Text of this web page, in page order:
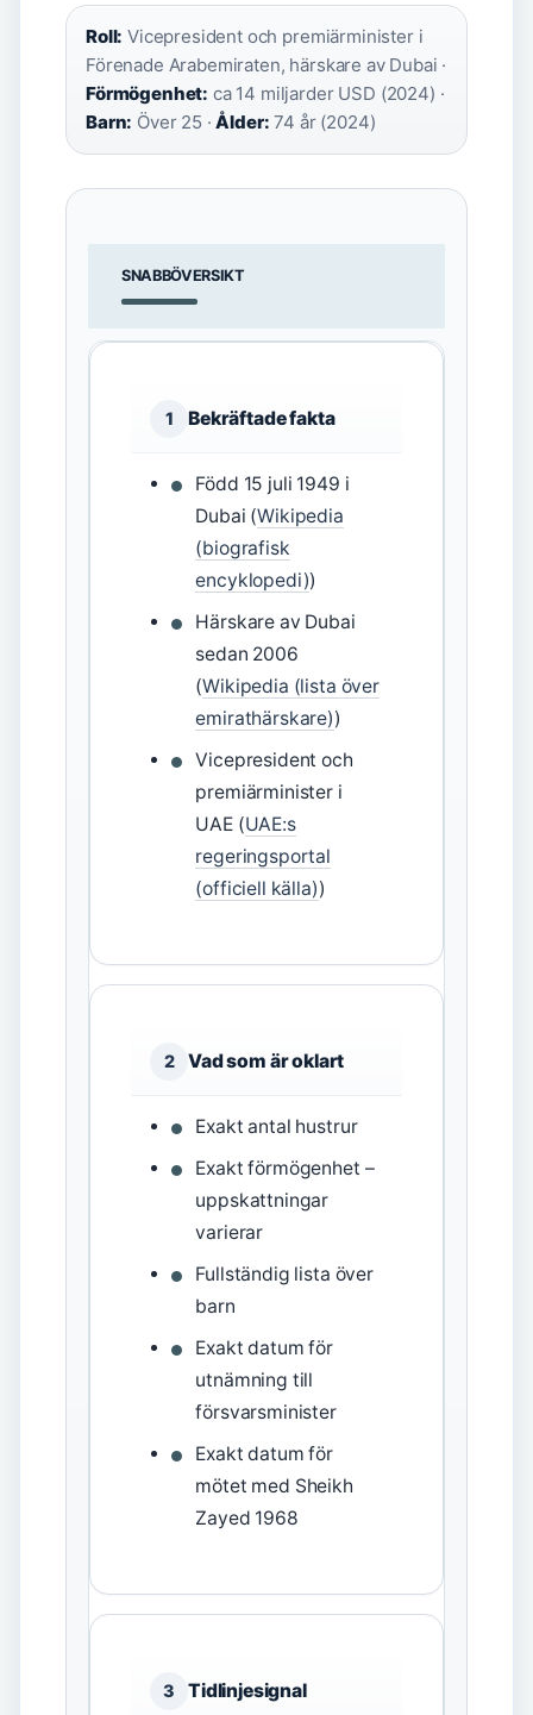
Roll: Vicepresident och premiärminister i
Förenade Arabemiraten, härskare av Dubai ·
Förmögenhet: ca 14 miljarder USD (2024) ·
Barn: Över 25 ·Ålder: 74 år (2024)
SNABBÖVERSIKT
1 Bekräftade fakta
Född 15 juli 1949 i
Dubai (Wikipedia
(biografisk
encyklopedi))
Härskare av Dubai
sedan 2006
(Wikipedia (lista över
emirathärskare))
Vicepresident och
premiärminister i
UAE (UAE:s
regeringsportal
(officiell källa))
2 Vad som är oklart
Exakt antal hustrur
Exakt förmögenhet –
uppskattningar
varierar
Fullständig lista över
barn
Exakt datum för
utnämning till
försvarsminister
Exakt datum för
mötet med Sheikh
Zayed 1968
3 Tidlinjesignal